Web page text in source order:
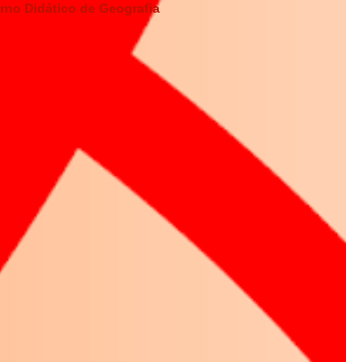
Didático de Geografia